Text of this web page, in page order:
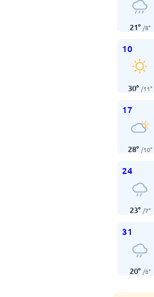
21° /8°
10
30° /11°
17
28° /10°
24
23° /7°
31
20° /6°